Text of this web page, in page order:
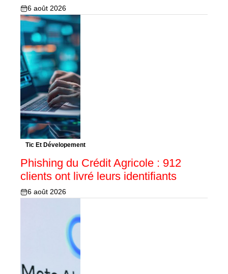
6 août 2026
Tic Et Dévelopement
Phishing du Crédit Agricole : 912
clients ont livré leurs identifiants
6 août 2026